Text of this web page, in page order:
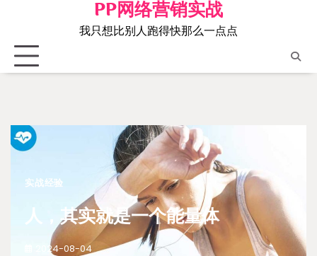
content
PP网络营销实战
我只想比别人跑得快那么一点点
实战经验
人，其实就是一个能量体
2024-08-04